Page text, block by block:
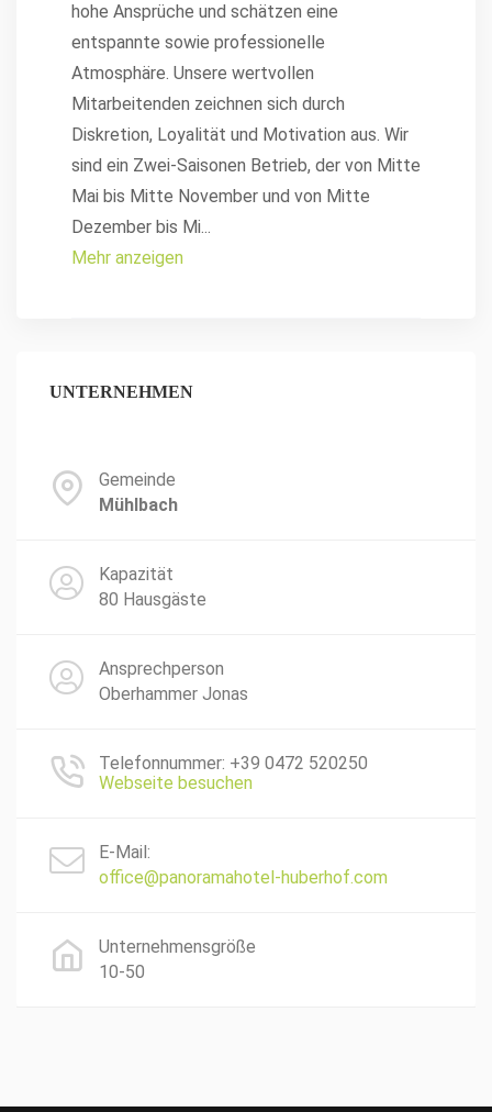
hohe Ansprüche und schätzen eine
entspannte sowie professionelle
Atmosphäre. Unsere wertvollen
Mitarbeitenden zeichnen sich durch
Diskretion, Loyalität und Motivation aus. Wir
sind ein Zwei-Saisonen Betrieb, der von Mitte
Mai bis Mitte November und von Mitte
Dezember bis Mi...
Mehr anzeigen
UNTERNEHMEN
Gemeinde
Mühlbach
Kapazität
80 Hausgäste
Ansprechperson
Oberhammer Jonas
Telefonnummer: +39 0472 520250
Webseite besuchen
E-Mail:
office@panoramahotel-huberhof.com
Unternehmensgröße
10-50